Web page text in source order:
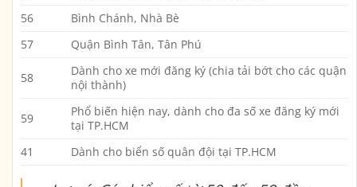
56
Bình Chánh, Nhà Bè
57
Quận Bình Tân, Tân Phú
58
Dành cho xe mới đăng ký (chia tải bớt cho các quận
nội thành)
59
Phổ biến hiện nay, dành cho đa số xe đăng ký mới
tại TP.HCM
41
Dành cho biển số quân đội tại TP.HCM